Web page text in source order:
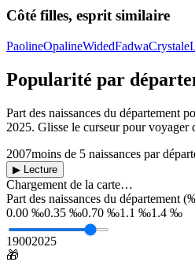
Côté filles, esprit similaire
PaolineOpalineWidedFadwaCrystale
Popularité par
Part des naissances du département
2025. Glisse le curseur pour voyager
2007moins de 5 naissances par
▶ Lecture
Chargement de la carte…
Part des naissances du département
0.00 ‰0.35 ‰0.70 ‰1.1 ‰1.4 ‰
19002025
🎁